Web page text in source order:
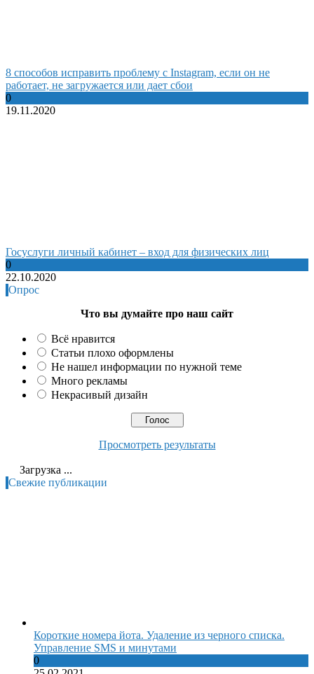
8 способов исправить проблему с Instagram, если он не
работает, не загружается или дает сбои
0
19.11.2020
Госуслуги личный кабинет – вход для физических лиц
0
22.10.2020
Опрос
Что вы думайте про наш сайт
Всё нравится
Статьи плохо оформлены
Не нашел информации по нужной теме
Много рекламы
Некрасивый дизайн
Просмотреть результаты
Загрузка ...
Свежие публикации
Короткие номера йота. Удаление из черного списка.
Управление SMS и минутами
0